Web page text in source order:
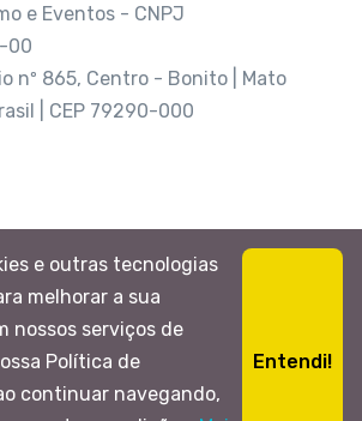
e Eventos - CNPJ
00
nº 865, Centro - Bonito | Mato
| CEP 79290-000
e outras tecnologias
melhorar a sua
nossos serviços de
Política de
continuar navegando,
Entendi!